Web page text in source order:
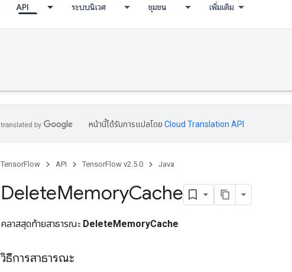
API ระบบนิเวศ ชุมชน เพิ่มเติม
หน้านี้ได้รับการแปลโดย Cloud Translation API
TensorFlow API TensorFlow v2.5.0 Java
DeleteMemoryCache
คลาสสุดท้ายสาธารณะ DeleteMemoryCache
วิธีการสาธารณะ